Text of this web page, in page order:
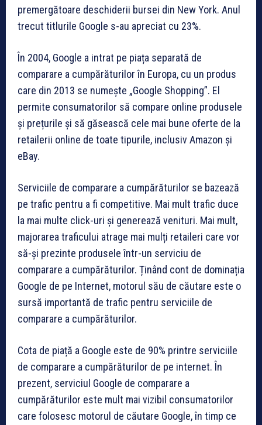
premergătoare deschiderii bursei din New York. Anul
trecut titlurile Google s-au apreciat cu 23%.
În 2004, Google a intrat pe piața separată de
comparare a cumpărăturilor în Europa, cu un produs
care din 2013 se numește „Google Shopping”. El
permite consumatorilor să compare online produsele
și prețurile și să găsească cele mai bune oferte de la
retailerii online de toate tipurile, inclusiv Amazon și
eBay.
Serviciile de comparare a cumpărăturilor se bazează
pe trafic pentru a fi competitive. Mai mult trafic duce
la mai multe click-uri și generează venituri. Mai mult,
majorarea traficului atrage mai mulți retaileri care vor
să-și prezinte produsele într-un serviciu de
comparare a cumpărăturilor. Ținând cont de dominația
Google de pe Internet, motorul său de căutare este o
sursă importantă de trafic pentru serviciile de
comparare a cumpărăturilor.
Cota de piață a Google este de 90% printre serviciile
de comparare a cumpărăturilor de pe internet. În
prezent, serviciul Google de comparare a
cumpărăturilor este mult mai vizibil consumatorilor
care folosesc motorul de căutare Google, în timp ce